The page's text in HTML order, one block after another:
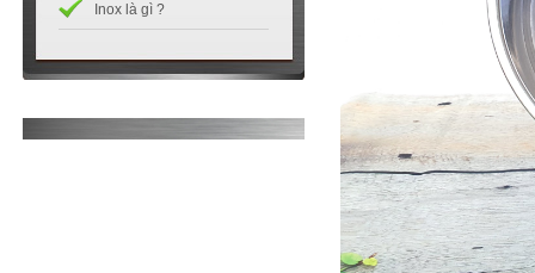
Inox là gì ?